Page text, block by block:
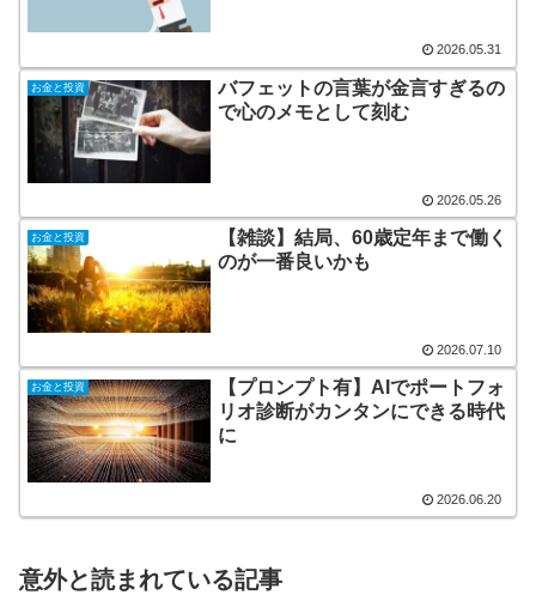
2026.05.31
お金と投資
バフェットの言葉が金言すぎるの
で心のメモとして刻む
2026.05.26
お金と投資
【雑談】結局、60歳定年まで働く
のが一番良いかも
2026.07.10
お金と投資
【プロンプト有】AIでポートフォ
リオ診断がカンタンにできる時代
に
2026.06.20
意外と読まれている記事